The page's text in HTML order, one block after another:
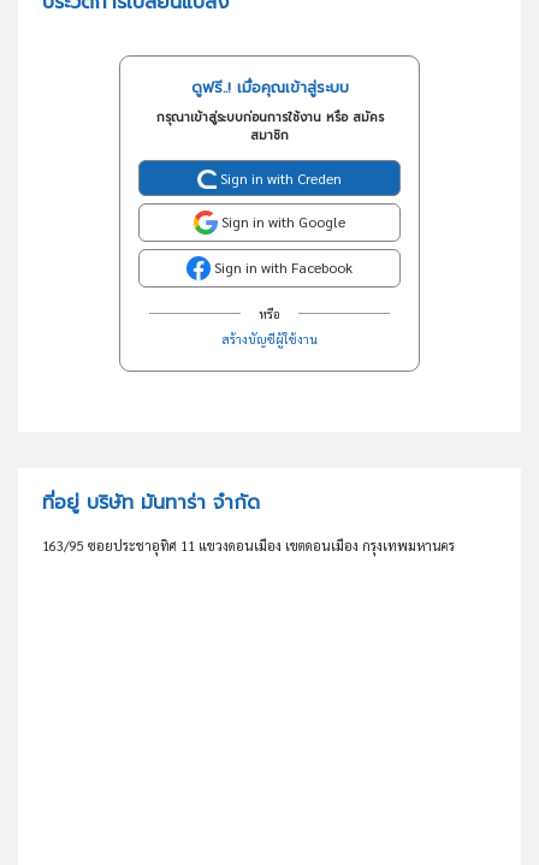
ดูฟรี..! เมื่อคุณเข้าสู่ระบบ
กรุณาเข้าสู่ระบบก่อนการใช้งาน หรือ สมัคร
สมาชิก
Sign in with Creden
Sign in with Google
Sign in with Facebook
หรือ
สร้างบัญชีผู้ใช้งาน
ที่อยู่ บริษัท มันทาร่า จำกัด
163/95 ซอยประชาอุทิศ 11 แขวงดอนเมือง เขตดอนเมือง กรุงเทพมหานคร